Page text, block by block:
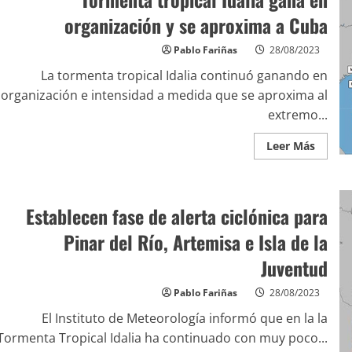
organización y se aproxima a Cuba
Pablo Fariñas 28/08/2023
La tormenta tropical Idalia continuó ganando en
organización e intensidad a medida que se aproxima al
extremo...
Leer Más
Establecen fase de alerta ciclónica para
Pinar del Río, Artemisa e Isla de la
Juventud
Pablo Fariñas 28/08/2023
El Instituto de Meteorología informó que en la la
Tropical Idalia ha continuado con muy poco...